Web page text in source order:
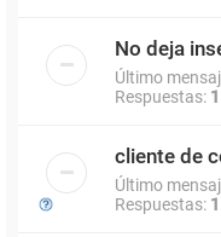
No deja
Último
Respuestas: 1
cliente de
Último
Respuestas: 1